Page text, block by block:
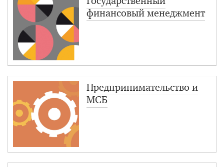
финансовый менеджмент
Предпринимательство и
МСБ